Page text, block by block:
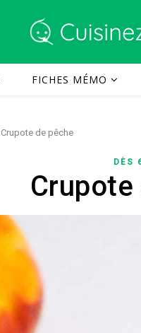
FICHES MÉMO
Crupote de pêche
DÈS